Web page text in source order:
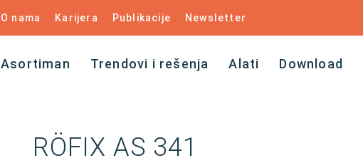
O nama Karijera Publikacije Newsletter
Asortiman Trendovi i rešenja Alati Download
RÖFIX AS 341